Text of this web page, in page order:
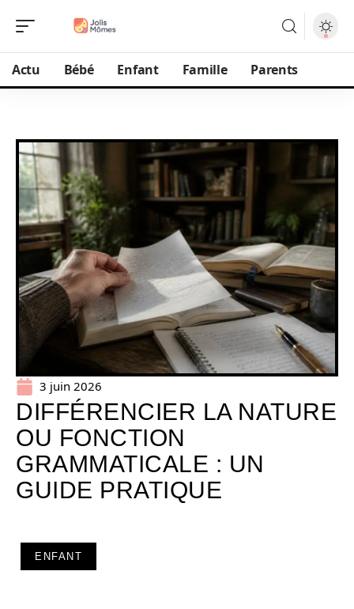
Actu Bébé Enfant Famille Parents
3 juin 2026
DIFFÉRENCIER LA NATURE
OU FONCTION
GRAMMATICALE : UN
GUIDE PRATIQUE
ENFANT